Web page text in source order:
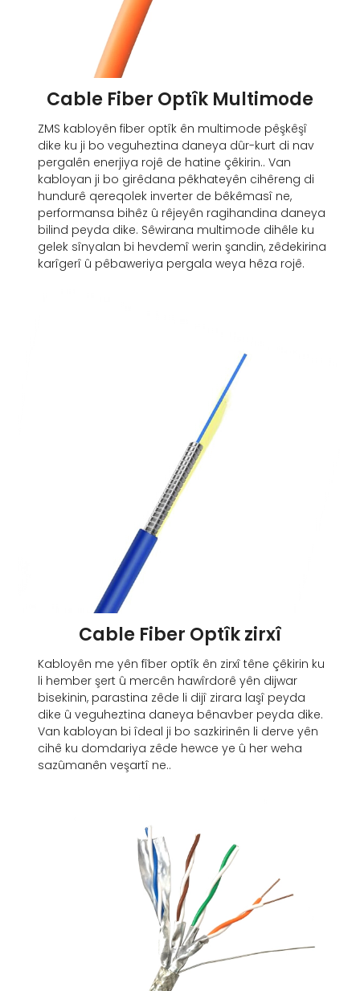
Cable Fiber Optîk Multimode
ZMS kabloyên fiber optîk ên multimode pêşkêşî
dike ku ji bo veguheztina daneya dûr-kurt di nav
pergalên enerjiya rojê de hatine çêkirin.. Van
kabloyan ji bo girêdana pêkhateyên cihêreng di
hundurê qereqolek inverter de bêkêmasî ne,
performansa bihêz û rêjeyên ragihandina daneya
bilind peyda dike. Sêwirana multimode dihêle ku
gelek sînyalan bi hevdemî werin şandin, zêdekirina
karîgerî û pêbaweriya pergala weya hêza rojê.
Cable Fiber Optîk zirxî
Kabloyên me yên fîber optîk ên zirxî têne çêkirin ku
li hember şert û mercên hawîrdorê yên dijwar
bisekinin, parastina zêde li dijî zirara laşî peyda
dike û veguheztina daneya bênavber peyda dike.
Van kabloyan bi îdeal ji bo sazkirinên li derve yên
cihê ku domdariya zêde hewce ye û her weha
sazûmanên veşartî ne..